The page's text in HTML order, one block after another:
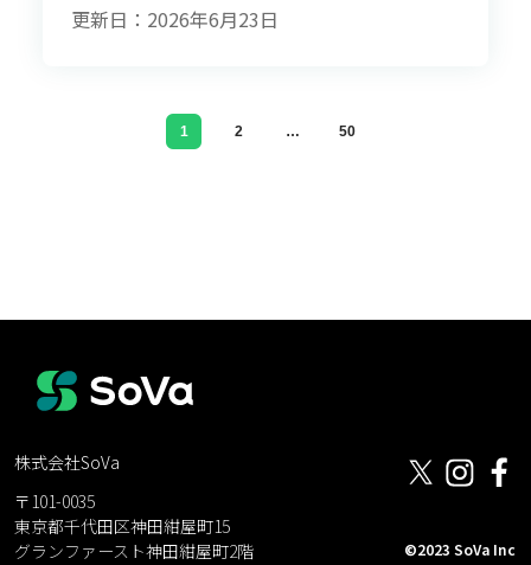
更新日：2026年6月23日
1 2 … 50
株式会社SoVa
〒101-0035
東京都千代田区神田紺屋町15
グランファースト神田紺屋町2階
©2023 SoVa Inc